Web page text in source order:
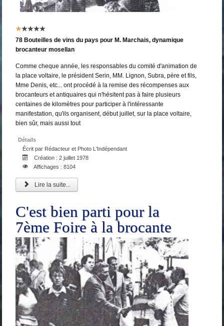
Vote
utilisateur:1/ 5
78 Bouteilles de vins du pays pour M. Marchais, dynamique
brocanteur mosellan
Comme cheque année, les responsables du comité d'animation de
la place voltaire, le président Serin, MM. Lignon, Subra, père et fils,
Mme Denis, etc... ont procédé à la remise des récompenses aux
brocanteurs et antiquaires qui n'hésitent pas à faire plusieurs
centaines de kilomètres pour participer à l'intéressante
manifestation, qu'ils organisent, début juillet, sur la place voltaire,
bien sûr, mais aussi tout
Détails
Écrit par Rédacteur et Photo L'Indépendant
Création : 2 juillet 1978
Affichages : 8104
Lire la suite...
C'est bien parti pour la
7ème Foire à la brocante